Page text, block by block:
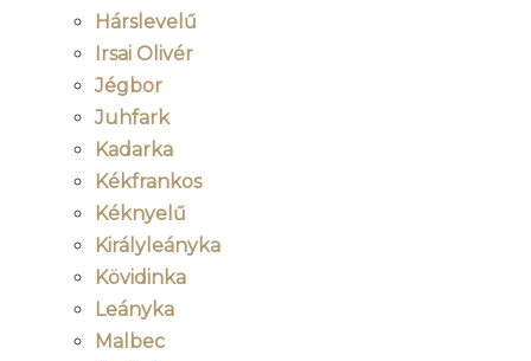
Hárslevelű
Irsai Olivér
Jégbor
Juhfark
Kadarka
Kékfrankos
Kéknyelű
Királyleányka
Kövidinka
Leányka
Malbec